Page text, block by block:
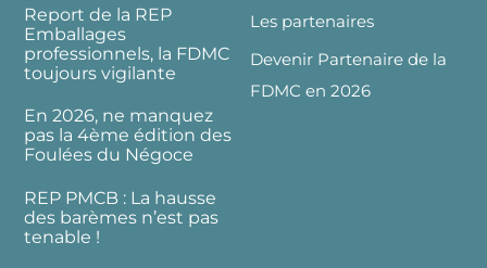
Report de la REP
Emballages
professionnels, la FDMC
toujours vigilante
En 2026, ne manquez
pas la 4ème édition des
Foulées du Négoce
REP PMCB : La hausse
des barèmes n’est pas
tenable !
Les partenaires
Devenir Partenaire de la
FDMC en 2026